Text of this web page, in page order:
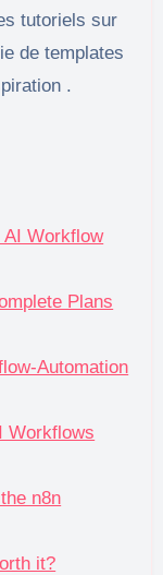
tutoriels sur
de templates
.
AI Workflow
Plans
Automation
Workflows
n8n
it?